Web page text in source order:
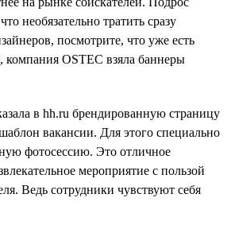
необязательно тратить сразу
посмотрите, что уже есть
OSTEC взяла баннеры
в hh.ru брендированную страницу
вакансии. Для этого специально
фотосессию. Это отличное
мероприятие с пользой
Ведь сотрудники чувствуют себя